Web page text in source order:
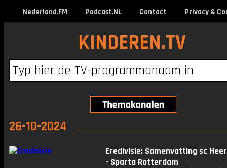
Nederland.FM Podcast.NL Contact Privacy &
KINDEREN.TV
26-10-2024
Eredivisie: Samenvatting sc
- Sparta Rotterdam